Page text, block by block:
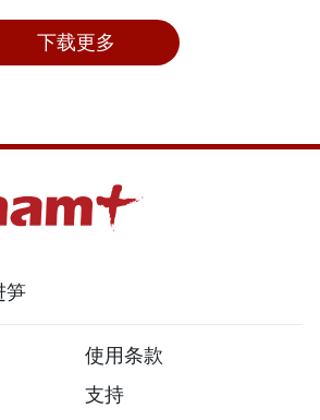
下载更多
笋
使用条款
支持